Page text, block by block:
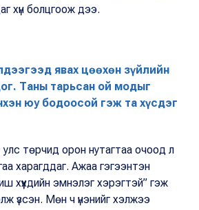
хүн болцгоож дээ.
явах цөөхөн зүйлийн
Таны тарьсан ой модыг
юу бодоосой гэж та хүсдэг
улс төрчид орон нутагтаа очоод л
харагддаг. Ажаа гэгээнтэн
хүүхдийн эмнэлэг хэрэгтэй” гэж
үзсэн. Мөн ч үнэнийг хэлжээ